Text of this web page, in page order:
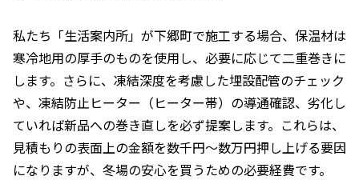
私たち「生活案内所」が下郷町で施工する場合、保温材は
寒冷地用の厚手のものを使用し、必要に応じて二重巻きに
します。さらに、凍結深度を考慮した埋設配管のチェック
や、凍結防止ヒーター（ヒーター帯）の導通確認、劣化し
ていれば新品への巻き直しを必ず提案します。これらは、
見積もりの表面上の金額を数千円〜数万円押し上げる要因
になりますが、冬場の安心を買うための必要経費です。